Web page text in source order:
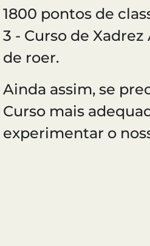
1800 pontos de
3 - Curso de
de roer.
Ainda assim, se
Curso mais
experimentar o